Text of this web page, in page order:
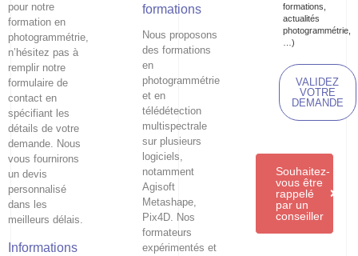
pour notre
formation en
photogrammétrie,
n’hésitez pas à
remplir notre
formulaire de
contact en
spécifiant les
détails de votre
demande. Nous
vous fournirons
un devis
personnalisé
dans les
meilleurs délais.
Informations
formations
Nous proposons
des formations
en
photogrammétrie
et en
télédétection
multispectrale
sur plusieurs
logiciels,
notamment
Agisoft
Metashape,
Pix4D. Nos
formateurs
expérimentés et
formations,
actualités
photogrammétrie,
…)
VALIDEZ
VOTRE
DEMANDE
Souhaitez-
vous être
rappelé
par un
conseiller